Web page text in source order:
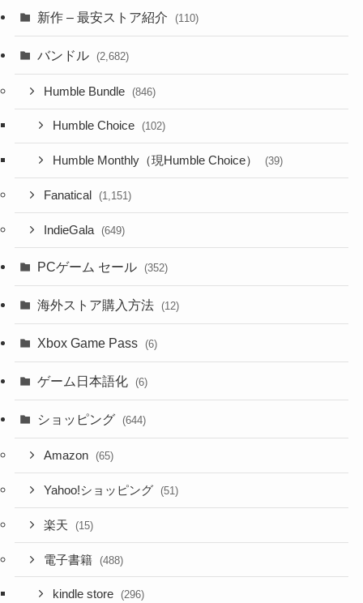
新作 – 最安ストア紹介 (110)
バンドル (2,682)
Humble Bundle (846)
Humble Choice (102)
Humble Monthly（現Humble Choice） (39)
Fanatical (1,151)
IndieGala (649)
PCゲーム セール (352)
海外ストア購入方法 (12)
Xbox Game Pass (6)
ゲーム日本語化 (6)
ショッピング (644)
Amazon (65)
Yahoo!ショッピング (51)
楽天 (15)
電子書籍 (488)
kindle store (296)